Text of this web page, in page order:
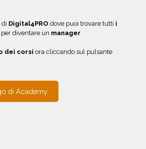
di Digital4PRO dove puoi trovare tutti i
diventare un manager
dei corsi ora cliccando sul pulsante
di Academy